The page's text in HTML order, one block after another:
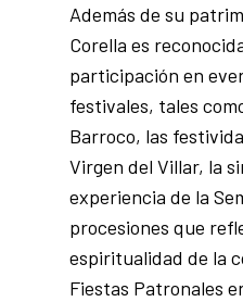
Además de su
Corella es
participación en
festivales, tales
Barroco, las
Virgen del Villar, la
experiencia de la
procesiones que
espiritualidad de la
Fiestas Patronales